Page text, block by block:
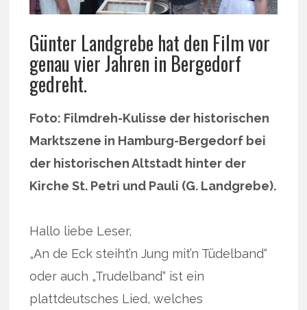
Günter Landgrebe hat den Film vor
genau vier Jahren in Bergedorf
gedreht.
Foto: Filmdreh-Kulisse der historischen
Marktszene in Hamburg-Bergedorf bei
der historischen Altstadt hinter der
Kirche St. Petri und Pauli (G. Landgrebe).
Hallo liebe Leser,
„An de Eck steiht’n Jung mit’n Tüdelband“
oder auch „Trudelband“ ist ein
plattdeutsches Lied, welches